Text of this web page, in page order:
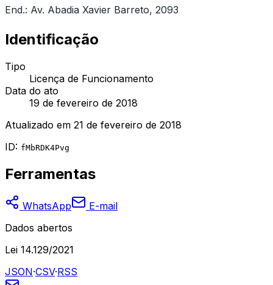
End.: Av. Abadia Xavier Barreto, 2093
Identificação
Tipo
Licença de Funcionamento
Data do ato
19 de fevereiro de 2018
Atualizado em 21 de fevereiro de 2018
ID: fMbRDK4Pvg
Ferramentas
WhatsApp
E-mail
Dados abertos
Lei 14.129/2021
JSON·CSV·RSS